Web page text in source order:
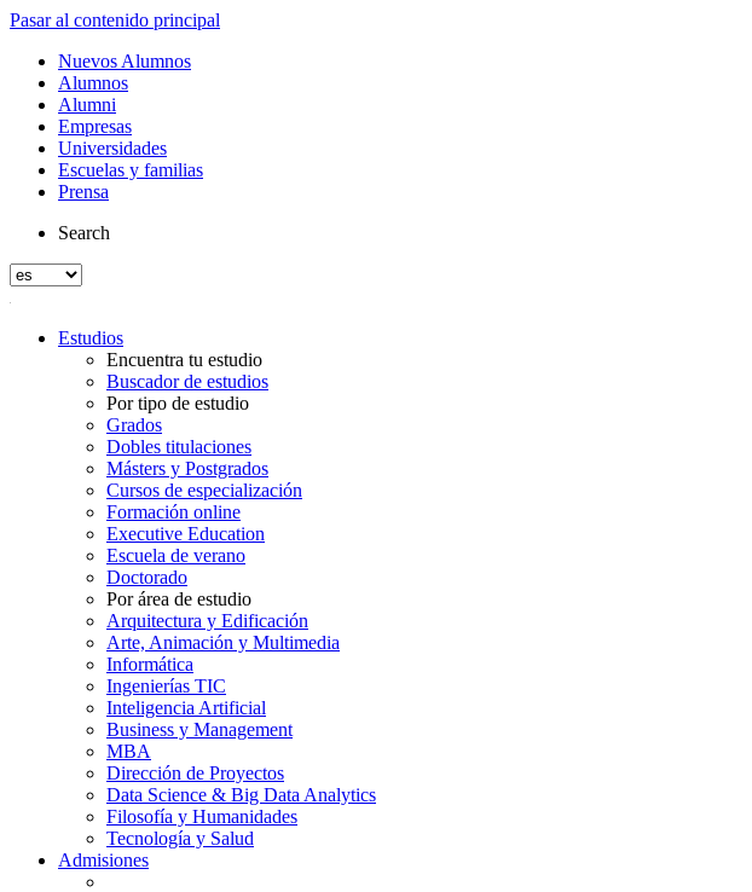
Pasar al contenido principal
Nuevos Alumnos
Alumnos
Alumni
Empresas
Universidades
Escuelas y familias
Prensa
Search
Estudios
Encuentra tu estudio
Buscador de estudios
Por tipo de estudio
Grados
Dobles titulaciones
Másters y Postgrados
Cursos de especialización
Formación online
Executive Education
Escuela de verano
Doctorado
Por área de estudio
Arquitectura y Edificación
Arte, Animación y Multimedia
Informática
Ingenierías TIC
Inteligencia Artificial
Business y Management
MBA
Dirección de Proyectos
Data Science & Big Data Analytics
Filosofía y Humanidades
Tecnología y Salud
Admisiones